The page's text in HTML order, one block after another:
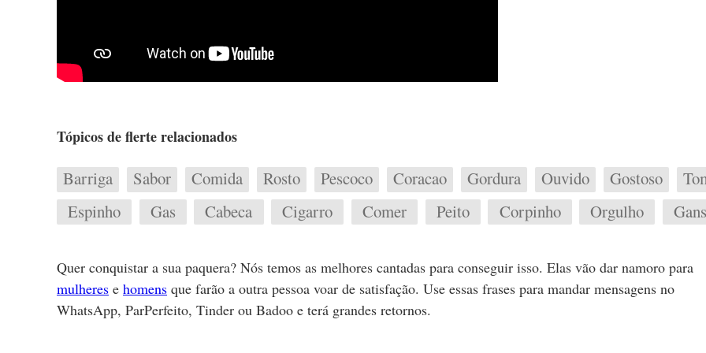
Tópicos de flerte relacionados
Barriga Sabor Comida Rosto Pescoco Coracao Gordura Ouvido Gostoso
Espinho
Gas Cabeca Cigarro Comer Peito Corpinho Orgulho
Quer conquistar a sua paquera? Nós temos as melhores cantadas para conseguir isso. Elas vão dar namoro para
mulheres e homens que farão a outra pessoa voar de satisfação. Use essas frases para mandar mensagens no
WhatsApp, ParPerfeito, Tinder ou Badoo e terá grandes retornos.